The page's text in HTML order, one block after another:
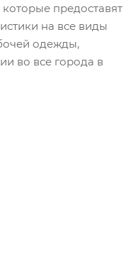
предоставят
на все виды
одежды,
во все города в